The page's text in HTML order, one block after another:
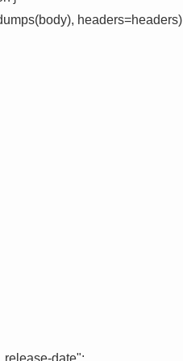
headers=headers)
date":